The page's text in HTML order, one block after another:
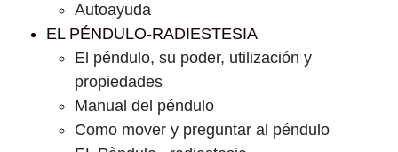
Autoayuda
EL PÉNDULO-RADIESTESIA
El péndulo, su poder, utilización y
propiedades
Manual del péndulo
Como mover y preguntar al péndulo